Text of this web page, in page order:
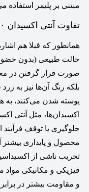
مبتنی بر پلیمر استفاده
تفاوت آنتی اکسیدان ۱۰۱۰ و آنتی اکسیدان‌ ۱۶۸
همانطور که قبلا هم
حالت طبیعی (بدون حضور
صورت قرار گرفتن در
بلکه رنگ آن‌ها نیز به
پوسته شدن می‌کنند، به
جلوگیری یا توقف
محصول و پایداری بیشتر
تخریب ناشی از
فیزیکی و مکانیکی
و مقاومت بیشتر در